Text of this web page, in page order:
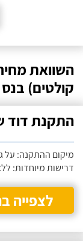
השוואת
קולטים) בנס
התקנת דוד
מיקום ההתקנה: על
דרישות מיוחדות:
לצפייה